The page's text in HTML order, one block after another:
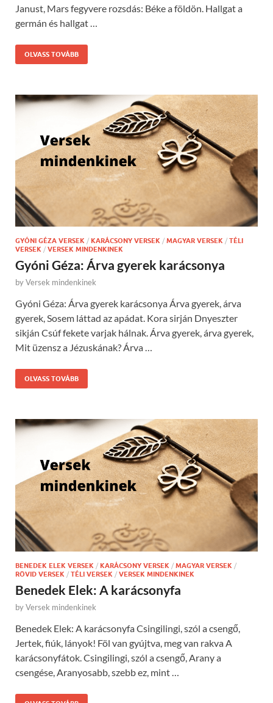
Janust, Mars fegyvere rozsdás: Béke a földön. Hallgat a
germán és hallgat …
OLVASS TOVÁBB
GYÓNI GÉZA VERSEK / KARÁCSONY VERSEK / MAGYAR VERSEK / TÉLI
VERSEK / VERSEK MINDENKINEK
Gyóni Géza: Árva gyerek karácsonya
byVersek mindenkinek
Gyóni Géza: Árva gyerek karácsonya Árva gyerek, árva
gyerek, Sosem láttad az apádat. Kora sirján Dnyeszter
sikján Csúf fekete varjak hálnak. Árva gyerek, árva gyerek,
Mit üzensz a Jézuskának? Árva …
OLVASS TOVÁBB
BENEDEK ELEK VERSEK / KARÁCSONY VERSEK / MAGYAR VERSEK /
RÖVID VERSEK / TÉLI VERSEK / VERSEK MINDENKINEK
Benedek Elek: A karácsonyfa
byVersek mindenkinek
Benedek Elek: A karácsonyfa Csingilingi, szól a csengő,
Jertek, fiúk, lányok! Föl van gyújtva, meg van rakva A
karácsonyfátok. Csingilingi, szól a csengő, Arany a
csengése, Aranyosabb, szebb ez, mint …